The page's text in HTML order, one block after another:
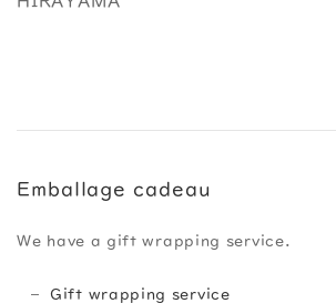
Emballage cadeau
We have a gift wrapping service.
Gift wrapping service